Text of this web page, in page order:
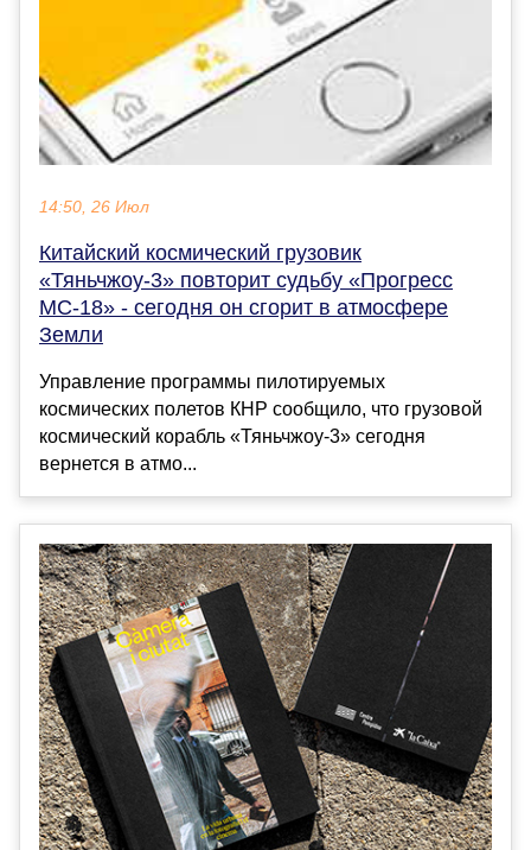
14:50, 26 Июл
Китайский космический грузовик
«Тяньчжоу-3» повторит судьбу «Прогресс
МС-18» - сегодня он сгорит в атмосфере
Земли
Управление программы пилотируемых
космических полетов КНР сообщило, что грузовой
космический корабль «Тяньчжоу-3» сегодня
вернется в атмо...